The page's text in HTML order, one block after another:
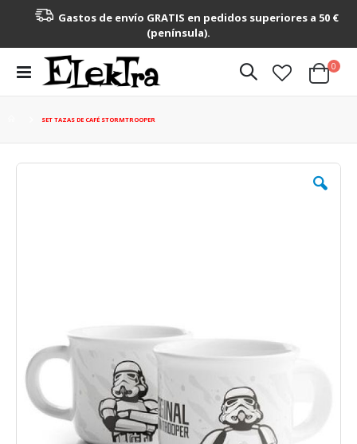
Gastos de envío GRATIS en pedidos superiores a 50 €
(península).
Toggle
Nav
Cart
0
SET TAZAS DE CAFÉ STORMTROOPER
Saltar